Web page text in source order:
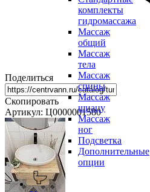
комплекты
гидромассажа
Массаж
общий
Массаж
тела
Массаж
спины
Массаж
шиацу
Массаж
ног
Подсветка
Дополнительные
опции
Поделиться
Скопировать
Артикул: Ц0000001580